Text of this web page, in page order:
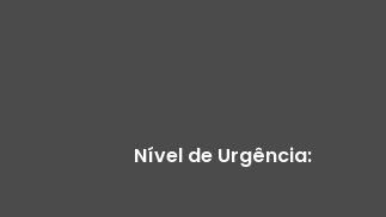
Nível de Urgência: